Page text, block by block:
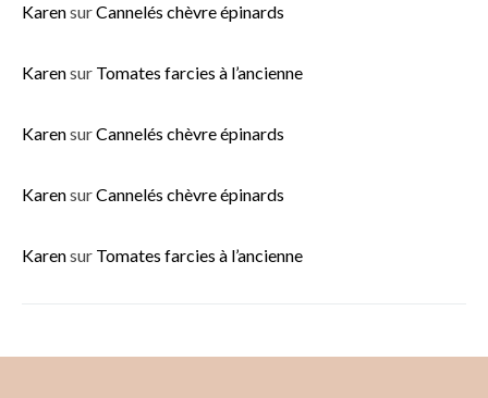
KarensurCannelés chèvre épinards
Karensur Tomates farcies à l’ancienne
KarensurCannelés chèvre épinards
KarensurCannelés chèvre épinards
Karensur Tomates farcies à l’ancienne